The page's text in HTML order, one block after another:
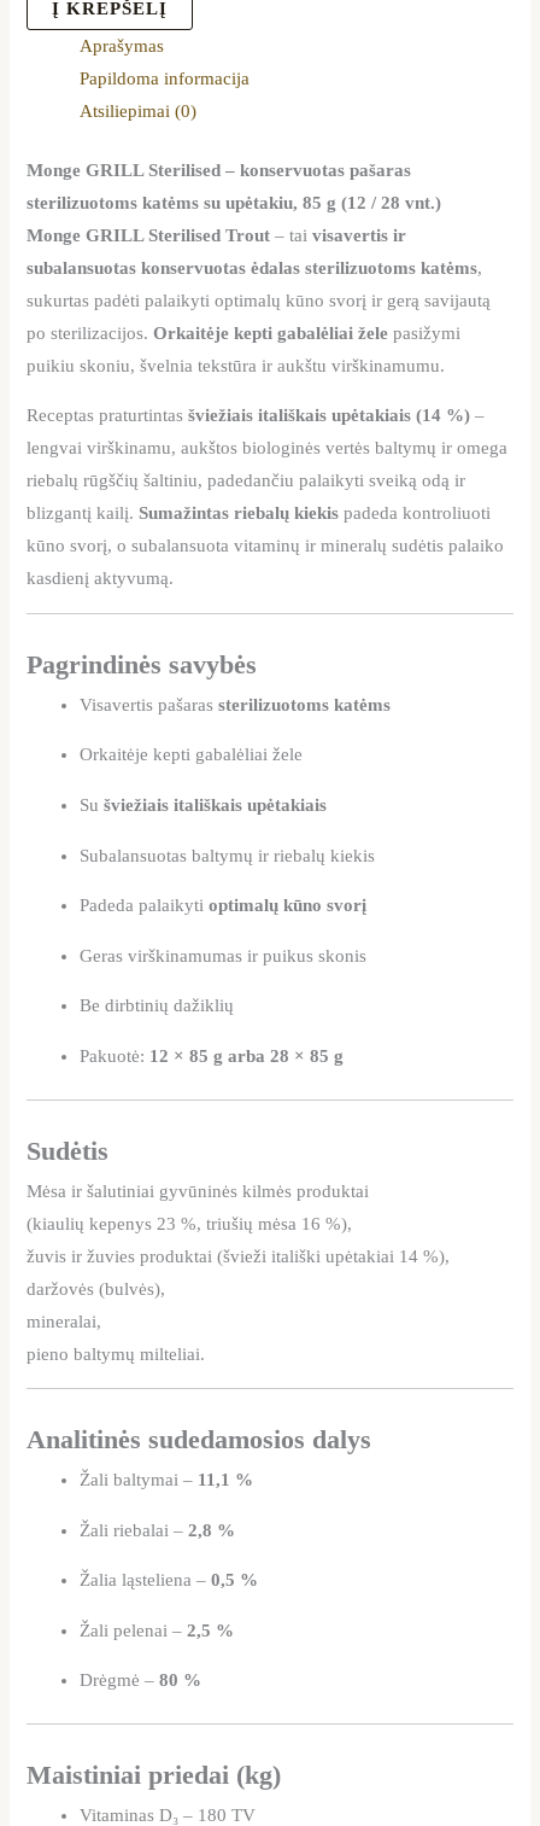
Į KREPŠELĮ
Aprašymas
Papildoma informacija
Atsiliepimai (0)
Monge GRILL Sterilised – konservuotas pašaras
sterilizuotoms katėms su upėtakiu, 85 g (12 / 28 vnt.)
Monge GRILL Sterilised Trout – taivisavertis ir
subalansuotas konservuotas ėdalas sterilizuotoms katėms,
sukurtas padėti palaikyti optimalų kūno svorį ir gerą savijautą
po sterilizacijos.Orkaitėje kepti gabalėliai žele pasižymi
puikiu skoniu, švelnia tekstūra ir aukštu virškinamumu.
Receptas praturtintasšviežiais itališkais upėtakiais (14 %) –
lengvai virškinamu, aukštos biologinės vertės baltymų ir omega
riebalų rūgščių šaltiniu, padedančiu palaikyti sveiką odą ir
blizgantį kailį.Sumažintas riebalų kiekis padeda kontroliuoti
kūno svorį, o subalansuota vitaminų ir mineralų sudėtis palaiko
kasdienį aktyvumą.
Pagrindinės savybės
Visavertis pašarassterilizuotoms katėms
Orkaitėje kepti gabalėliai žele
Sušviežiais itališkais upėtakiais
Subalansuotas baltymų ir riebalų kiekis
Padeda palaikytioptimalų kūno svorį
Geras virškinamumas ir puikus skonis
Be dirbtinių dažiklių
Pakuotė: 12 × 85 g arba 28 × 85 g
Sudėtis
Mėsa ir šalutiniai gyvūninės kilmės produktai
(kiaulių kepenys 23 %, triušių mėsa 16 %),
žuvis ir žuvies produktai (švieži itališki upėtakiai 14 %),
daržovės (bulvės),
mineralai,
pieno baltymų milteliai.
Analitinės sudedamosios dalys
Žali baltymai – 11,1 %
Žali riebalai –2,8 %
Žalia ląsteliena –0,5 %
Žali pelenai –2,5 %
Drėgmė –80 %
Maistiniai priedai (kg)
Vitaminas D₃ – 180 TV